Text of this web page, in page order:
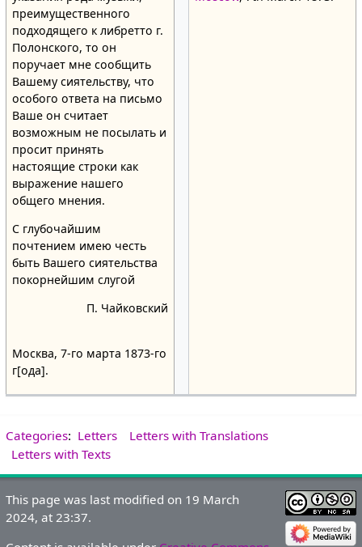
преимущественного
подходящего к либретто г.
Полонского, то он
поручает мне сообщить
Вашему сиятельству, что
особого ответа на письмо
Ваше он считает
возможным не посылать и
просит принять
настоящие строки как
выражение нашего
общего мнения.
С глубочайшим
почтением имею честь
быть Вашего сиятельства
покорнейшим слугой
П. Чайковский
Москва, 7-го марта 1873-го
г[ода].
Categories: Letters
Letters with Translations
Letters with Texts
This page was last modified on 19 March
2024, at 23:37.